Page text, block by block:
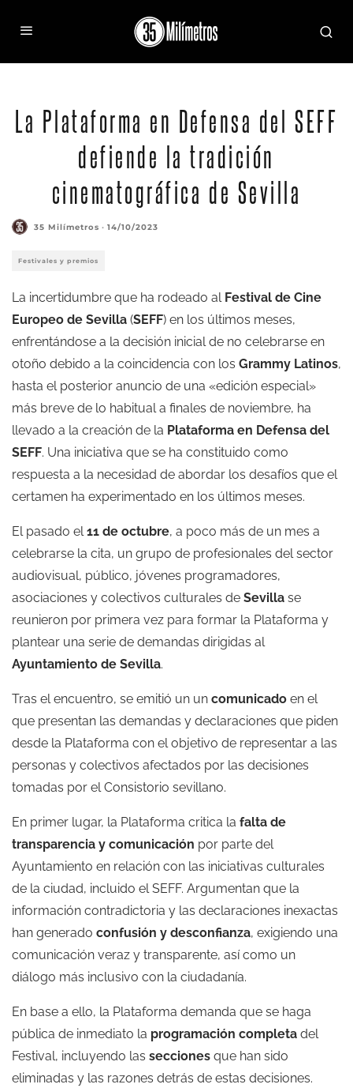
La Plataforma en Defensa del SEFF
defiende la tradición
cinematográfica de Sevilla
35 Milímetros · 14/10/2023
Festivales y premios
La incertidumbre que ha rodeado al Festival de Cine
Europeo de Sevilla (SEFF) en los últimos meses,
enfrentándose a la decisión inicial de no celebrarse en
otoño debido a la coincidencia con los Grammy Latinos,
hasta el posterior anuncio de una «edición especial»
más breve de lo habitual a finales de noviembre, ha
llevado a la creación de la Plataforma en Defensa del
SEFF. Una iniciativa que se ha constituido como
respuesta a la necesidad de abordar los desafíos que el
certamen ha experimentado en los últimos meses.
El pasado el11 de octubre, a poco más de un mes a
celebrarse la cita, un grupo de profesionales del sector
audiovisual, público, jóvenes programadores,
asociaciones y colectivos culturales de Sevilla se
reunieron por primera vez para formar la Plataforma y
plantear una serie de demandas dirigidas al
Ayuntamiento de Sevilla.
Tras el encuentro, se emitió un un comunicado en el
que presentan las demandas y declaraciones que piden
desde la Plataforma con el objetivo de representar a las
personas y colectivos afectados por las decisiones
tomadas por el Consistorio sevillano.
En primer lugar, la Plataforma critica la falta de
transparencia y comunicación por parte del
Ayuntamiento en relación con las iniciativas culturales
de la ciudad, incluido el SEFF. Argumentan que la
información contradictoria y las declaraciones inexactas
han generado confusión y desconfianza, exigiendo una
comunicación veraz y transparente, así como un
diálogo más inclusivo con la ciudadanía.
En base a ello, la Plataforma demanda que se haga
pública de inmediato la programación completa del
Festival, incluyendo las secciones que han sido
eliminadas y las razones detrás de estas decisiones.